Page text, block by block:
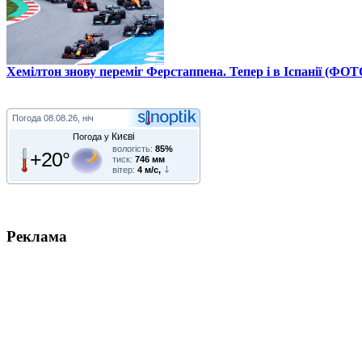
Хемілтон знову переміг Ферстаппена. Тепер і в Іспанії
Погода 08.08.26, ніч
Погода у Києві
+20° вологість: 85%
тиск: 746 мм
вітер: 4 м/с,
Реклама